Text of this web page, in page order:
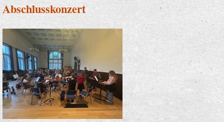
Abschlusskonzert